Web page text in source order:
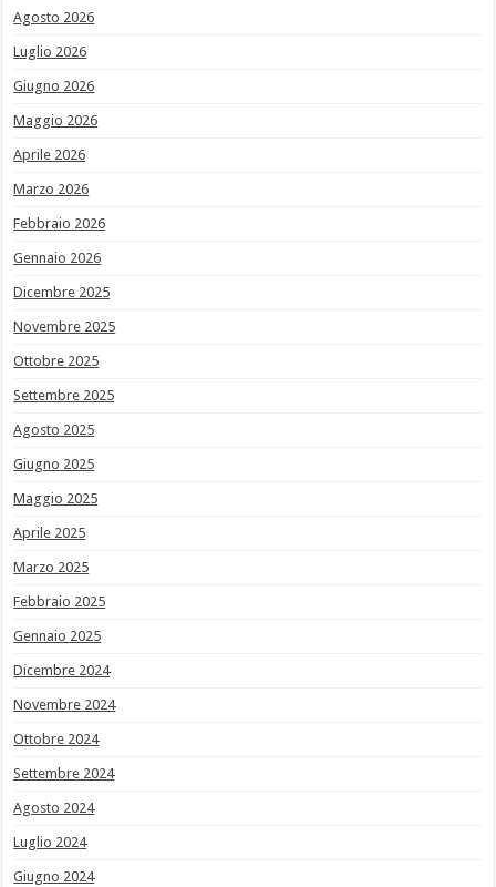
Agosto 2026
Luglio 2026
Giugno 2026
Maggio 2026
Aprile 2026
Marzo 2026
Febbraio 2026
Gennaio 2026
Dicembre 2025
Novembre 2025
Ottobre 2025
Settembre 2025
Agosto 2025
Giugno 2025
Maggio 2025
Aprile 2025
Marzo 2025
Febbraio 2025
Gennaio 2025
Dicembre 2024
Novembre 2024
Ottobre 2024
Settembre 2024
Agosto 2024
Luglio 2024
Giugno 2024